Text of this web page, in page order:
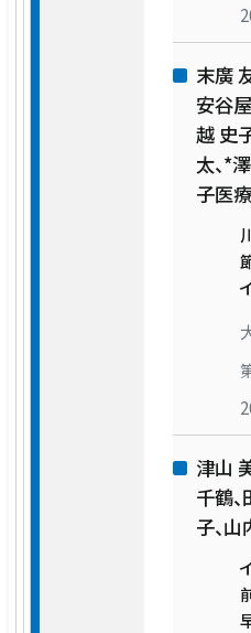
末廣
安谷
越 史
太、*
子医
津山
千鶴
子、